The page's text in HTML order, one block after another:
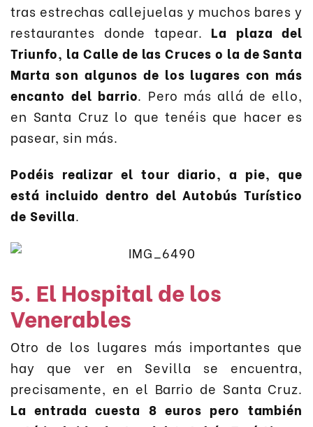
tras estrechas callejuelas y muchos bares y
restaurantes donde tapear. La plaza del
Triunfo, la Calle de las Cruces o la de Santa
Marta son algunos de los lugares con más
encanto del barrio. Pero más allá de ello,
en Santa Cruz lo que tenéis que hacer es
pasear, sin más.
Podéis realizar el tour diario, a pie, que
está incluido dentro del Autobús Turístico
de Sevilla.
5. El Hospital de los
Venerables
Otro de los lugares más importantes que
hay que ver en Sevilla se encuentra,
precisamente, en el Barrio de Santa Cruz.
La entrada cuesta 8 euros pero también